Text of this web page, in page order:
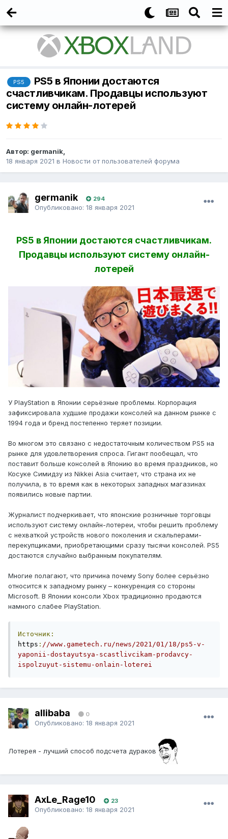
PS5
PS5 в Японии достаются
счастливчикам. Продавцы используют
систему онлайн-лотерей
Автор: germanik,
18 января 2021 в Новости от пользователей форума
germanik 294
Опубликовано: 18 января 2021
PS5 в Японии достаются счастливчикам.
Продавцы используют систему онлайн-
лотерей
У PlayStation в Японии серьёзные проблемы. Корпорация
зафиксировала худшие продажи консолей на данном рынке с
1994 года и бренд постепенно теряет позиции.
Во многом это связано с недостаточным количеством PS5 на
рынке для удовлетворения спроса. Гигант пообещал, что
поставит больше консолей в Японию во время праздников, но
Косуке Симидзу из Nikkei Asia считает, что страна их не
получила, в то время как в некоторых западных магазинах
появились новые партии.
Журналист подчеркивает, что японские розничные торговцы
используют систему онлайн-лотереи, чтобы решить проблему
с нехваткой устройств нового поколения и скальперами-
перекупщиками, приобретающими сразу тысячи консолей. PS5
достаются случайно выбранным покупателям.
Многие полагают, что причина почему Sony более серьёзно
относится к западному рынку – конкуренция со стороны
Microsoft. В Японии консоли Xbox традиционно продаются
намного слабее PlayStation.
Источник:
https : //www.gametech.ru/news/2021/01/18/ps5-v-
yaponii-dostayutsya-scastlivcikam-prodavcy-
ispolzuyut-sistemu-onlain-loterei
allibaba 0
Опубликовано: 18 января 2021
Лотерея - лучший способ подсчета дураков
AxLe_Rage10 23
Опубликовано: 18 января 2021